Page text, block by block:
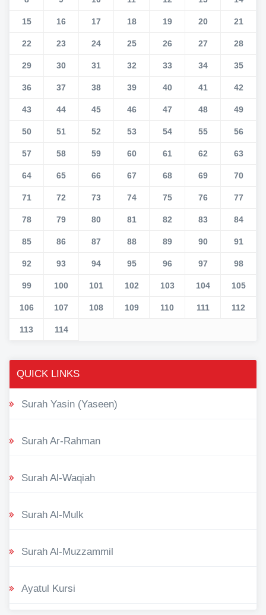
15 16 17 18 19 20 21
22 23 24 25 26 27 28
29 30 31 32 33 34 35
36 37 38 39 40 41 42
43 44 45 46 47 48 49
50 51 52 53 54 55 56
57 58 59 60 61 62 63
64 65 66 67 68 69 70
71 72 73 74 75 76 77
78 79 80 81 82 83 84
85 86 87 88 89 90 91
92 93 94 95 96 97 98
99 100 101 102 103 104 105
106 107 108 109 110 111 112
113 114
QUICK LINKS
Surah Yasin (Yaseen)
Surah Ar-Rahman
Surah Al-Waqiah
Surah Al-Mulk
Surah Al-Muzzammil
Ayatul Kursi